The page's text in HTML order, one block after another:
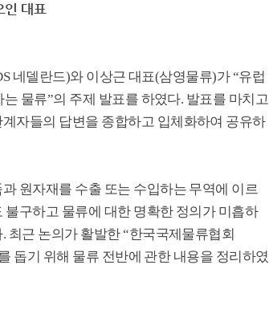
인 대표
네델란드)와 이상근 대표(삼영물류)가 “유럽
물류”의 주제 발표를 하였다. 발표를 마치고
자들의 답변을 종합하고 입체화하여 공유하
원자재를 수출 또는 수입하는 무역에 이르
구하고 물류에 대한 명확한 정의가 미흡하
최근 논의가 활발한 “한국국제물류협회
돕기 위해 물류 전반에 관한 내용을 정리하였